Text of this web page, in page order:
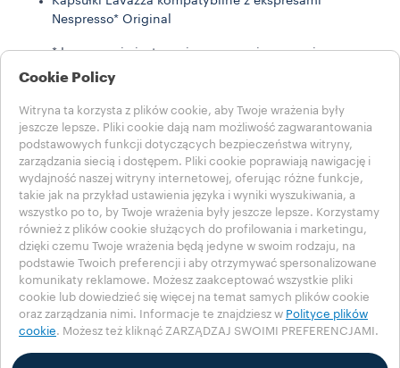
Nespresso* Original
* Lavazza nie jest powiązana, wspierana ani
sponsorowana przez Nespresso
HISTORIE LAVAZZA
ZRÓWNOWAŻONY ROZWÓJ
ŚWIAT LAVAZZY
Pomoc
Często zadawane pytania
Skontaktuj się z nami
Zapisy prawne
Warunki użytkowania
Wybierz swój kraj
POLAND
POLAND
INNE KRAJE
Polityka prywatności
Cookie Policy
Witryna ta korzysta z plików cookie, aby Twoje wrażenia były
jeszcze lepsze. Pliki cookie dają nam możliwość zagwarantowania
podstawowych funkcji dotyczących bezpieczeństwa witryny,
zarządzania siecią i dostępem. Pliki cookie poprawiają nawigację i
wydajność naszej witryny internetowej, oferując różne funkcje,
takie jak na przykład ustawienia języka i wyniki wyszukiwania, a
wszystko po to, by Twoje wrażenia były jeszcze lepsze. Korzystamy
również z plików cookie służących do profilowania i marketingu,
dzięki czemu Twoje wrażenia będą jedyne w swoim rodzaju, na
podstawie Twoich preferencji i aby otrzymywać spersonalizowane
komunikaty reklamowe. Możesz zaakceptować wszystkie pliki
cookie lub dowiedzieć się więcej na temat samych plików cookie
oraz zarządzania nimi. Informacje te znajdziesz w Polityce plików
cookie. Możesz też kliknąć ZARZĄDZAJ SWOIMI PREFERENCJAMI.